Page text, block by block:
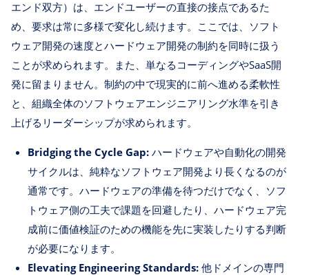
エンド双方）は、エンドユーザーの直接の接点であるた
め、要求は常に多様で変化し続けます。ここでは、ソフト
ウェア開発の速度とハードウェア開発の制約を同時に扱う
ことが求められます。また、単なるコーディングやSaaS開
発に留まりません。制約の中で現実的に前へ進める柔軟性
と、組織全体のソフトウェアエンジニアリング水準を引き
上げるリーダーシップが求められます。
Bridging the Cycle Gap: ハードウェアや自動化の開発
サイクルは、純粋なソフトウェア開発より長くなるのが
通常です。ハードウェアの準備を待つだけでなく、ソフ
トウェア側の工夫で課題を回避したり、ハードウェア完
成前に価値検証のための機能を先に実装したりする判断
が必要になります。
Elevating Engineering Standards: 他ドメインの専門